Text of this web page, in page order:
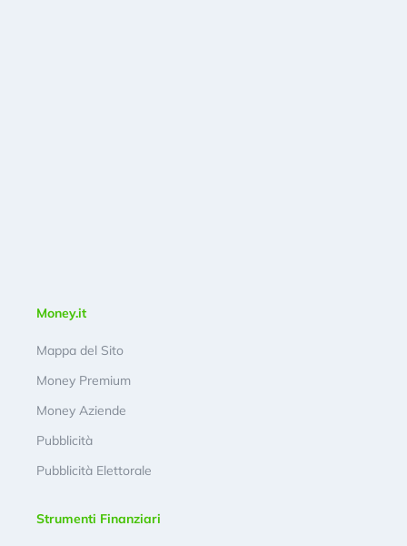
Money.it
Mappa del Sito
Money Premium
Money Aziende
Pubblicità
Pubblicità Elettorale
Strumenti Finanziari